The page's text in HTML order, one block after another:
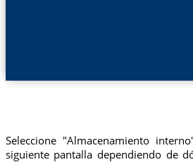
Seleccione "Almacenamiento
siguiente pantalla dependiendo de